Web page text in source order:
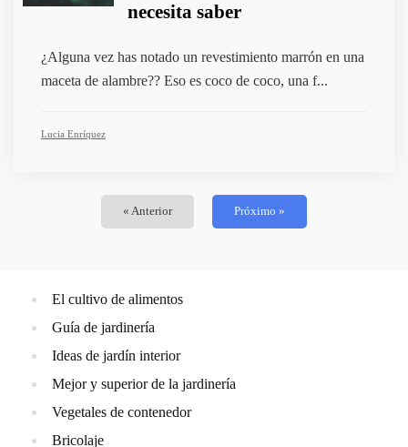
necesita saber
¿Alguna vez has notado un revestimiento marrón en una
maceta de alambre?? Eso es coco de coco, una f...
Lucia Enríquez
« Anterior Próximo »
El cultivo de alimentos
Guía de jardinería
Ideas de jardín interior
Mejor y superior de la jardinería
Vegetales de contenedor
Bricolaje